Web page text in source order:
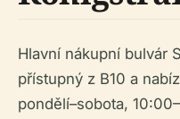
Hlavní nákupní bulvár
přístupný z B10 a
pondělí–sobota,